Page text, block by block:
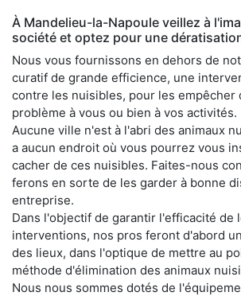
À Mandelieu-la-Napoule veillez à
société et optez pour une
Nous vous fournissons en dehors de
curatif de grande efficience, une
contre les nuisibles, pour les empêcher
problème à vous ou bien à vos activités.
Aucune ville n'est à l'abri des animaux
a aucun endroit où vous pourrez vous
cacher de ces nuisibles. Faites-nous
ferons en sorte de les garder à bonne
entreprise.
Dans l'objectif de garantir l'efficacité de
interventions, nos pros feront d'abord
des lieux, dans l'optique de mettre au
méthode d'élimination des animaux
Nous nous sommes dotés de